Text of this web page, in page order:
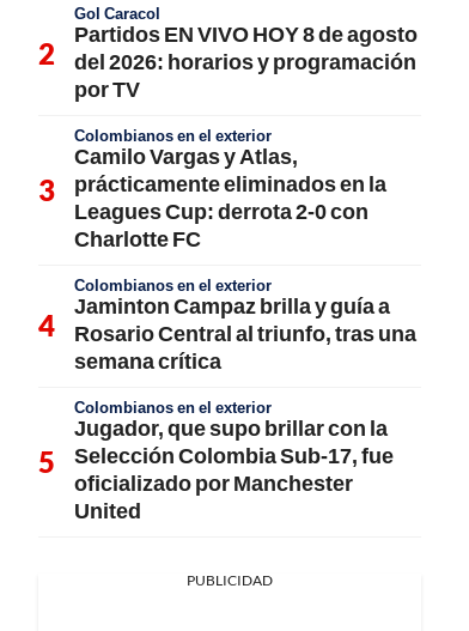
Gol Caracol
Partidos EN VIVO HOY 8 de agosto
del 2026: horarios y programación
por TV
Colombianos en el exterior
Camilo Vargas y Atlas,
prácticamente eliminados en la
Leagues Cup: derrota 2-0 con
Charlotte FC
Colombianos en el exterior
Jaminton Campaz brilla y guía a
Rosario Central al triunfo, tras una
semana crítica
Colombianos en el exterior
Jugador, que supo brillar con la
Selección Colombia Sub-17, fue
oficializado por Manchester
United
PUBLICIDAD